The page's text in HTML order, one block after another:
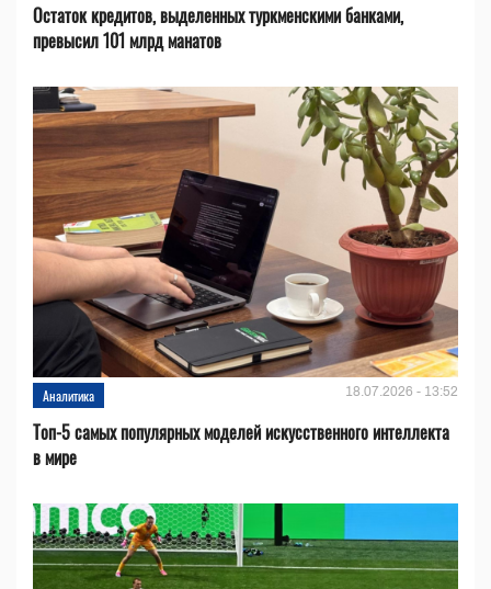
Остаток кредитов, выделенных туркменскими банками,
превысил 101 млрд манатов
Аналитика 18.07.2026 - 13:52
Топ-5 самых популярных моделей искусственного интеллекта
в мире